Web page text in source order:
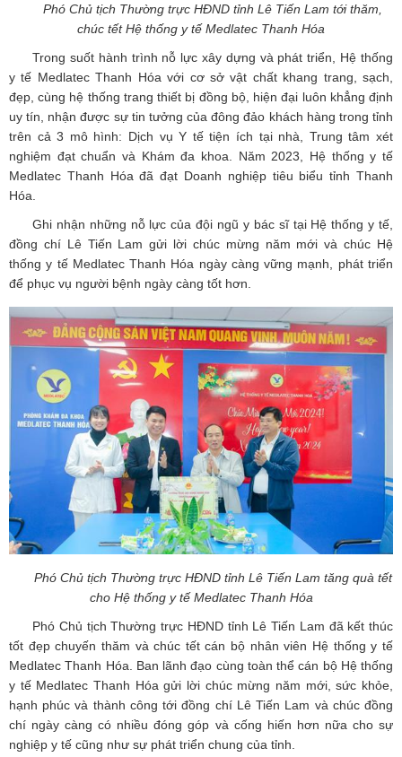
Phó Chủ tịch Thường trực HĐND tỉnh Lê Tiến Lam tới thăm,
chúc tết Hệ thống y tế Medlatec Thanh Hóa
Trong suốt hành trình nỗ lực xây dựng và phát triển, Hệ thống
y tế Medlatec Thanh Hóa với cơ sở vật chất khang trang, sạch,
đẹp, cùng hệ thống trang thiết bị đồng bộ, hiện đại luôn khẳng định
uy tín, nhận được sự tin tưởng của đông đảo khách hàng trong tỉnh
trên cả 3 mô hình: Dịch vụ Y tế tiện ích tại nhà, Trung tâm xét
nghiệm đạt chuẩn và Khám đa khoa. Năm 2023, Hệ thống y tế
Medlatec Thanh Hóa đã đạt Doanh nghiệp tiêu biểu tỉnh Thanh
Hóa.
Ghi nhận những nỗ lực của đội ngũ y bác sĩ tại Hệ thống y tế,
đồng chí Lê Tiến Lam gửi lời chúc mừng năm mới và chúc Hệ
thống y tế Medlatec Thanh Hóa ngày càng vững mạnh, phát triển
để phục vụ người bệnh ngày càng tốt hơn.
Phó Chủ tịch Thường trực HĐND tỉnh Lê Tiến Lam tăng quà tết
cho Hệ thống y tế Medlatec Thanh Hóa
Phó Chủ tịch Thường trực HĐND tỉnh Lê Tiến Lam đã kết thúc
tốt đẹp chuyến thăm và chúc tết cán bộ nhân viên Hệ thống y tế
Medlatec Thanh Hóa. Ban lãnh đạo cùng toàn thể cán bộ Hệ thống
y tế Medlatec Thanh Hóa gửi lời chúc mừng năm mới, sức khỏe,
hạnh phúc và thành công tới đồng chí Lê Tiến Lam và chúc đồng
chí ngày càng có nhiều đóng góp và cống hiến hơn nữa cho sự
nghiệp y tế cũng như sự phát triển chung của tỉnh.